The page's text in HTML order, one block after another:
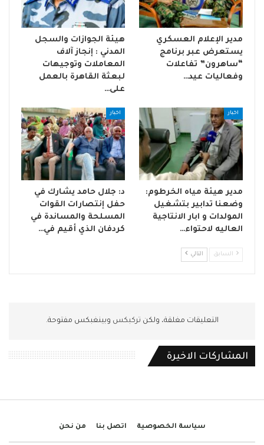
مدير الإعلام العسكري
يستعرض عبر برنامج
“ساهرون” تفاعلات
وفعاليات عيد…
هيئة الجوازات والسجل
المدني : إنجاز آلاف
المعاملات وتوجيهات
لبعثة القاهرة بالعمل
على…
اخبار
مدير هيئة مياه الخرطوم:
وضعنا تدابير بتشغيل
المولدات و ابار الانتاجية
العاليه لاحتواء…
اخبار
د: جلال حامد يشارك في
حفل إنتصارات القوات
المسلحة والمساندة في
كردفان الذي أقيم في…
السابق التالي
التعليقات مغلقة، ولكن تركبكس وبينغبكس مفتوحة.
المشاركات الاخيرة
سياسة الخصوصية اتصل بنا من نحن